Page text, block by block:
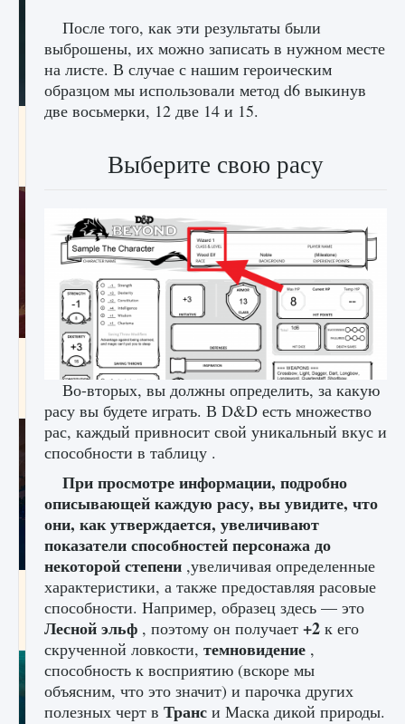
Как проверить статус сервера Delta Force
9 августа 2024 1 286 0 0
Как приручить существ джунглей Нари в
игре Creatures of Ava
9 августа 2024 1 218 0 0
Как разблокировать заклинание Крист в
Creatures of Ava
9 августа 2024 1 393 0 0
После того, как эти результаты были
выброшены, их можно записать в нужном месте
на листе. В случае с нашим героическим
образцом мы использовали метод d6 выкинув
две восьмерки, 12 две 14 и 15.
Выберите свою расу
Во-вторых, вы должны определить, за какую
расу вы будете играть. В D&D есть множество
рас, каждый привносит свой уникальный вкус и
способности в таблицу .
При просмотре информации, подробно
описывающей каждую расу, вы увидите, что
они, как утверждается, увеличивают
показатели способностей персонажа до
некоторой степени ,увеличивая определенные
характеристики, а также предоставляя расовые
способности. Например, образец здесь — это
Лесной эльф , поэтому он получает +2 к его
скрученной ловкости, темновидение ,
способность к восприятию (вскоре мы
объясним, что это значит) и парочка других
полезных черт в Транс и Маска дикой природы.